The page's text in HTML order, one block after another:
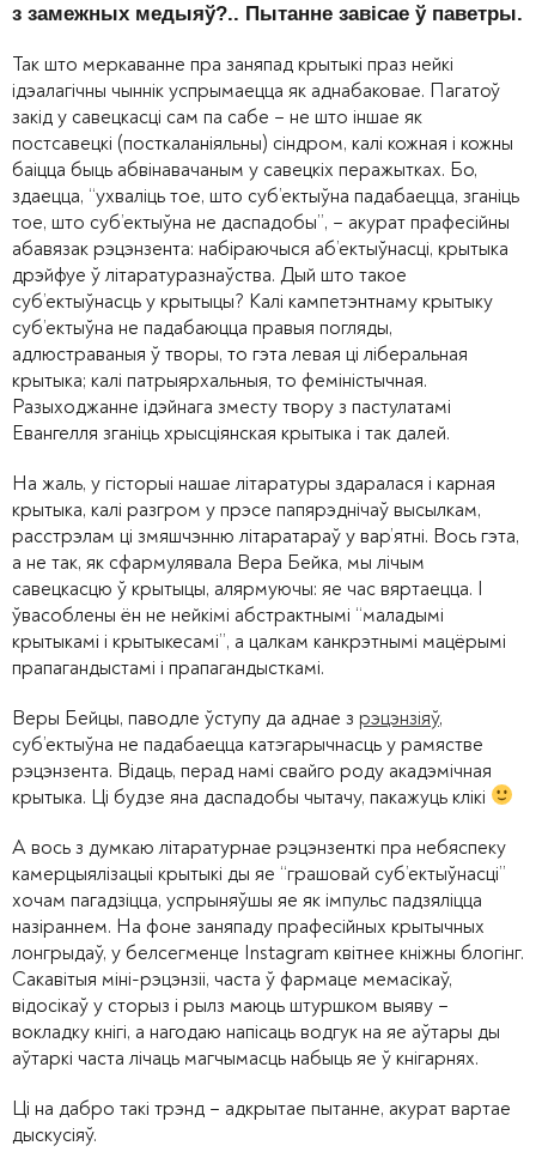
з замежных медыяў?.. Пытанне завісае ў паветры.
Так што меркаванне пра заняпад крытыкі праз нейкі
ідэалагічны чыннік успрымаецца як аднабаковае. Пагатоў
закід у савецкасці сам па сабе – не што іншае як
постсавецкі (посткаланіяльны) сіндром, калі кожная і кожны
баіцца быць абвінавачаным у савецкіх перажытках. Бо,
здаецца, “ухваліць тое, што суб’ектыўна падабаецца, зганіць
тое, што суб’ектыўна не даспадобы”, – акурат прафесійны
абавязак рэцэнзента: набіраючыся аб’ектыўнасці, крытыка
дрэйфуе ў літаратуразнаўства. Дый што такое
суб’ектыўнасць у крытыцы? Калі кампетэнтнаму крытыку
суб’ектыўна не падабаюцца правыя погляды,
адлюстраваныя ў творы, то гэта левая ці ліберальная
крытыка; калі патрыярхальныя, то феміністычная.
Разыходжанне ідэйнага зместу твору з пастулатамі
Евангелля зганіць хрысціянская крытыка і так далей.
На жаль, у гісторыі нашае літаратуры здаралася і карная
крытыка, калі разгром у прэсе папярэднічаў высылкам,
расстрэлам ці змяшчэнню літаратараў у вар’ятні. Вось гэта,
а не так, як сфармулявала Вера Бейка, мы лічым
савецкасцю ў крытыцы, алярмуючы: яе час вяртаецца. І
ўвасоблены ён не нейкімі абстрактнымі “маладымі
крытыкамі і крытыкесамі”, а цалкам канкрэтнымі мацёрымі
прапагандыстамі і прапагандысткамі.
Веры Бейцы, паводле ўступу да аднае з рэцэнзіяў,
суб’ектыўна не падабаецца катэгарычнасць у рамястве
рэцэнзента. Відаць, перад намі свайго роду акадэмічная
крытыка. Ці будзе яна даспадобы чытачу, пакажуць клікі
А вось з думкаю літаратурнае рэцэнзенткі пра небяспеку
камерцыялізацыі крытыкі ды яе “грашовай суб’ектыўнасці”
хочам пагадзіцца, успрыняўшы яе як імпульс падзяліцца
назіраннем. На фоне заняпаду прафесійных крытычных
лонгрыдаў, у белсегменце Instagram квітнее кніжны блогінг.
Сакавітыя міні-рэцэнзіі, часта ў фармаце мемасікаў,
відосікаў у сторыз і рылз маюць штуршком выяву –
вокладку кнігі, а нагодаю напісаць водгук на яе аўтары ды
аўтаркі часта лічаць магчымасць набыць яе ў кнігарнях.
Ці на дабро такі трэнд – адкрытае пытанне, акурат вартае
дыскусіяў.